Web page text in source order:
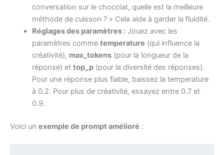
conversation sur le chocolat, quelle est la meilleure
méthode de cuisson ? » Cela aide à garder la fluidité.
Réglages des paramètres :Jouez avec les
paramètres comme temperature (qui influence la
créativité), max_tokens(pour la longueur de la
réponse) et top_p(pour la diversité des réponses).
Pour une réponse plus fiable, baissez la temperature
à 0.2. Pour plus de créativité, essayez entre 0.7 et
0.9.
Voici un exemple de prompt amélioré :